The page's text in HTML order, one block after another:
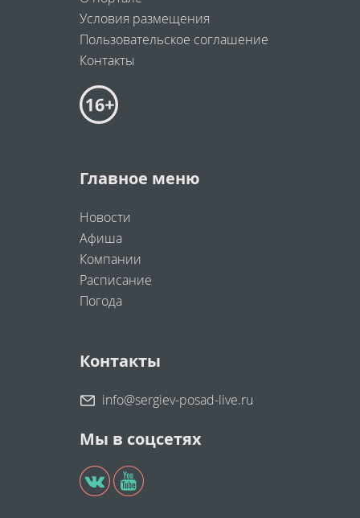
Условия размещения
Пользовательское соглашение
Контакты
Главное меню
Новости
Афиша
Компании
Расписание
Погода
Контакты
info@sergiev-posad-live.ru
Мы в соцсетях